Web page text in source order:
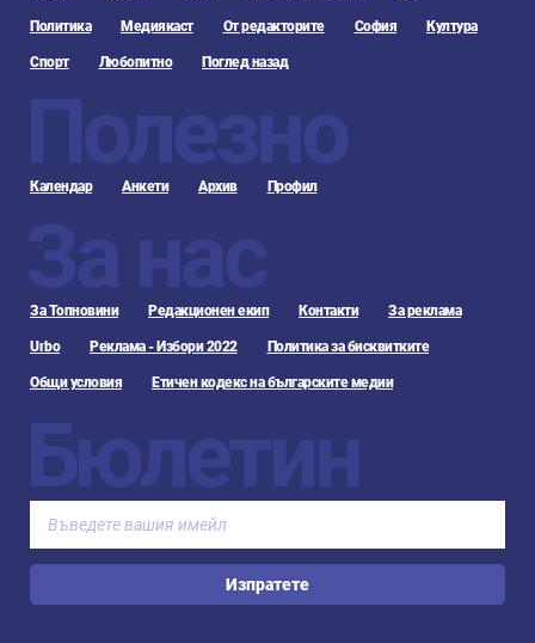
Политика Медиякаст От редакторите София Култура
Спорт Любопитно Поглед назад
Полезно
Календар Анкети Архив Профил
За нас
За Топновини Редакционен екип Контакти За реклама
Urbo Реклама - Избори 2022 Политика за бисквитките
Общи условия Етичен кодекс на българските медии
Бюлетин
Изпратете